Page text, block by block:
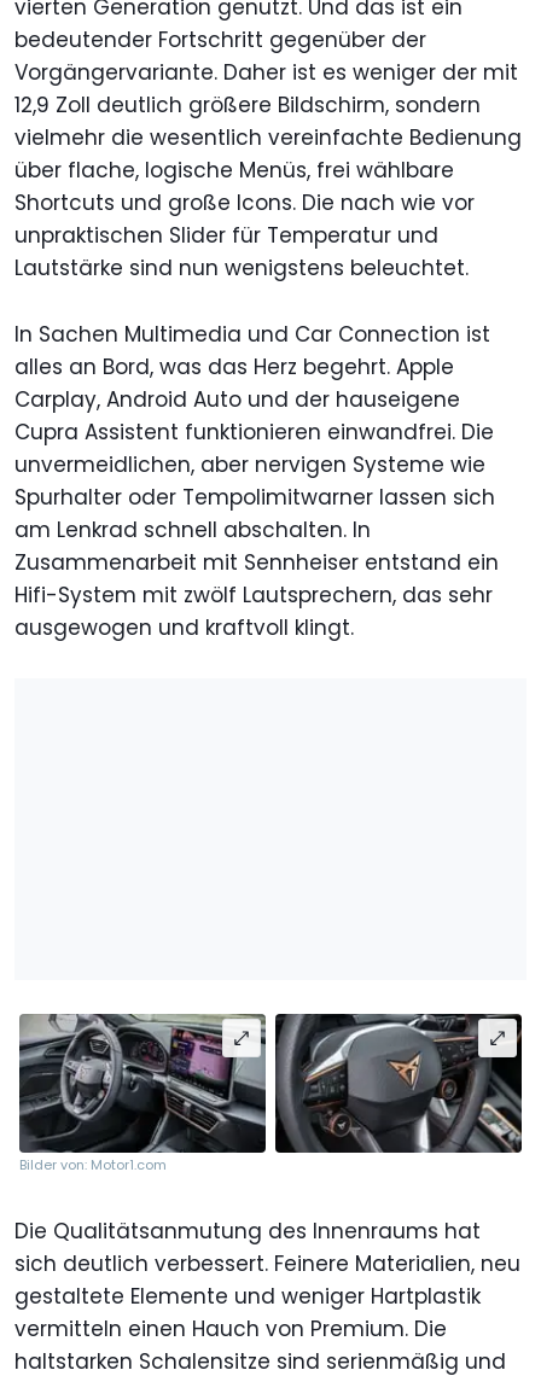
vierten Generation genutzt. Und das ist ein
bedeutender Fortschritt gegenüber der
Vorgängervariante. Daher ist es weniger der mit
12,9 Zoll deutlich größere Bildschirm, sondern
vielmehr die wesentlich vereinfachte Bedienung
über flache, logische Menüs, frei wählbare
Shortcuts und große Icons. Die nach wie vor
unpraktischen Slider für Temperatur und
Lautstärke sind nun wenigstens beleuchtet.
In Sachen Multimedia und Car Connection ist
alles an Bord, was das Herz begehrt. Apple
Carplay, Android Auto und der hauseigene
Cupra Assistent funktionieren einwandfrei. Die
unvermeidlichen, aber nervigen Systeme wie
Spurhalter oder Tempolimitwarner lassen sich
am Lenkrad schnell abschalten. In
Zusammenarbeit mit Sennheiser entstand ein
Hifi-System mit zwölf Lautsprechern, das sehr
ausgewogen und kraftvoll klingt.
Bilder von: Motor1.com
Die Qualitätsanmutung des Innenraums hat
sich deutlich verbessert. Feinere Materialien, neu
gestaltete Elemente und weniger Hartplastik
vermitteln einen Hauch von Premium. Die
haltstarken Schalensitze sind serienmäßig und